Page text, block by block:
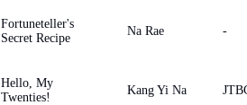
Fortuneteller's
Secret Recipe
Na Rae -
Hello, My
Twenties!
Kang Yi Na